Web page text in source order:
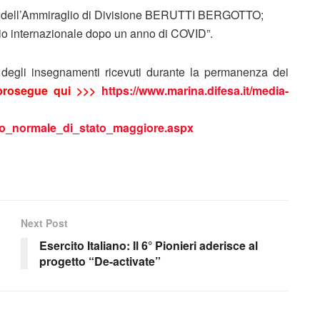
di Divisione BERUTTI BERGOTTO;
internazionale dopo un anno di COVID”.
insegnamenti ricevuti durante la permanenza dei
qui >>> https://www.marina.difesa.it/media-
Next Post
Esercito Italiano: Il 6° Pionieri aderisce al
progetto “De-activate”